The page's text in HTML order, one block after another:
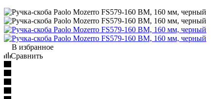
В избранное
Сравнить